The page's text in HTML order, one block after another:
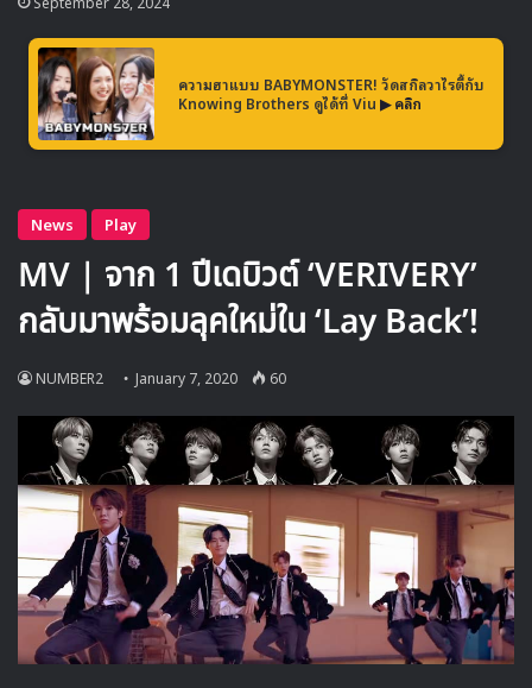
ผมได้รับความรักอย่างมากมาย ผมได้เรียนรู้ในหลายๆ สิ่ง
ผมเคยคิดว่าจะตอบแทนคืนให้กับทุกคนได้อย่างมากเช่น
กัน และผมต้องขอโทษครับที่ไม่สามารถทำให้ได้
ผมหวังว่าทุกคนจะให้กำลังใจผมต่อจากนี้เพื่อที่ผมจะได้
ไปได้พร้อมกับความฝันครั้งใหม่ครับ
จาก คิมอูซอก”
[#김우석 ] 안녕하세요. 김우석입니
다.pic.twitter.com/JC4kSl45Jo
— TOP MEDIA Official
(@TOPmedia_Kr)January 7, 2020
ความฮาแบบ BABYMONSTER! วัดสกิลวาไรตี้กับ
Knowing Brothers ดูได้ที่ Viu ▶ คลิก